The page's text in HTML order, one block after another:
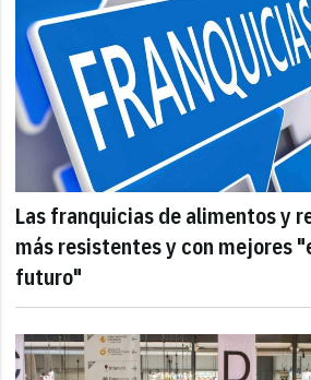
Las franquicias de alimentos y
más resistentes y con mejores
futuro"